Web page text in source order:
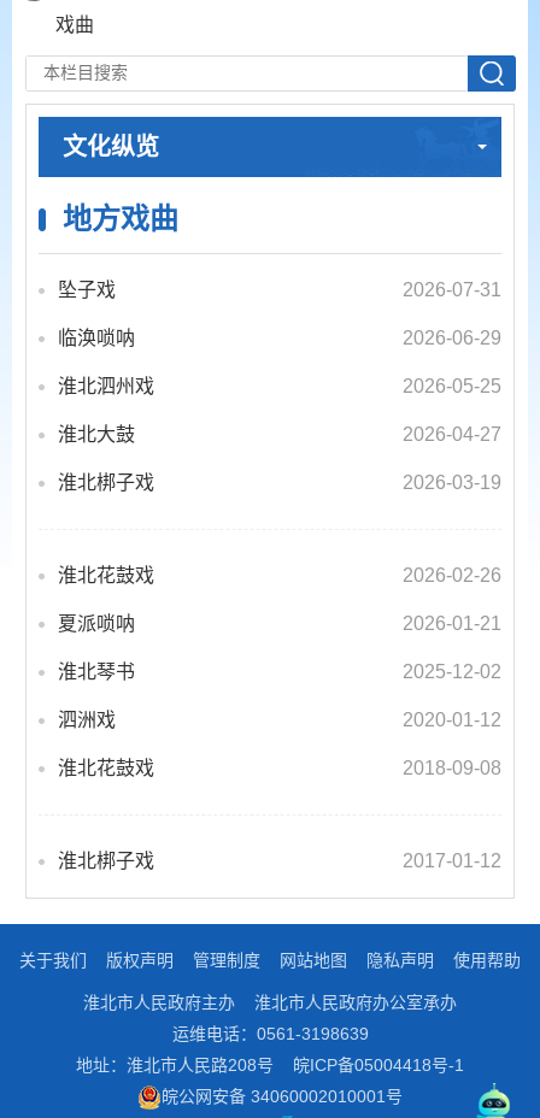
戏曲
文化纵览
地方戏曲
坠子戏 2026-07-31
临涣唢呐 2026-06-29
淮北泗州戏 2026-05-25
淮北大鼓 2026-04-27
淮北梆子戏 2026-03-19
淮北花鼓戏 2026-02-26
夏派唢呐 2026-01-21
淮北琴书 2025-12-02
泗洲戏 2020-01-12
淮北花鼓戏 2018-09-08
淮北梆子戏 2017-01-12
关于我们 版权声明 管理制度 网站地图 隐私声明 使用帮助
淮北市人民政府主办
淮北市人民政府办公室承办
运维电话：0561-3198639
地址：淮北市人民路208号
皖ICP备05004418号-1
皖公网安备 34060002010001号